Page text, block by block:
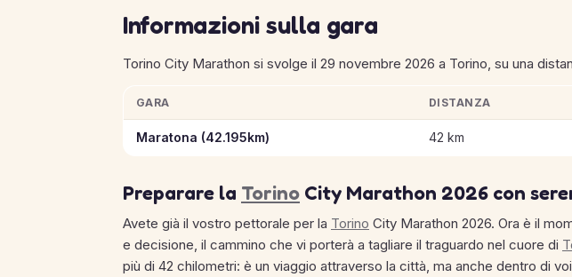
Informazioni sulla gara
Torino City Marathon si svolge il 29 novembre 2026 a Torino, su una
Informazioni chiave sulle gare di Torino City Marathon
GARA DISTANZA
Maratona (42.195km) 42 km
Preparare la Torino City Marathon 2026 con
Avete già il vostro pettorale per la Torino City Marathon 2026. Ora è il
e decisione, il cammino che vi porterà a tagliare il traguardo nel cuore di
più di 42 chilometri: è un viaggio attraverso la città, ma anche dentro di